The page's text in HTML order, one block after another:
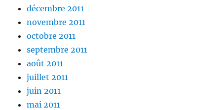
décembre 2011
novembre 2011
octobre 2011
septembre 2011
août 2011
juillet 2011
juin 2011
mai 2011